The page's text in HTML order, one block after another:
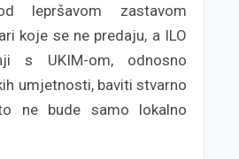
lepršavom zastavom
koje se ne predaju, a ILO
s UKIM-om, odnosno
umjetnosti, baviti stvarno
ne bude samo lokalno